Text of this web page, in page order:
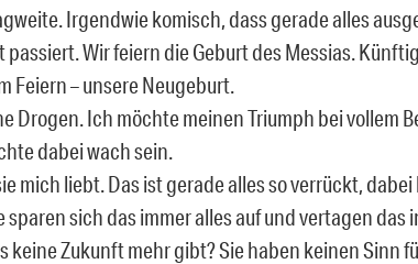
Irgendwie komisch, dass gerade alles
Wir feiern die Geburt des Messias.
Feiern – unsere Neugeburt.
Drogen. Ich möchte meinen Triumph bei vollem
dabei wach sein.
mich liebt. Das ist gerade alles so verrückt,
sparen sich das immer alles auf und vertagen das
keine Zukunft mehr gibt? Sie haben keinen Sinn